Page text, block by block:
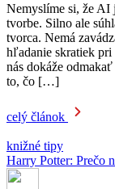
Nemyslíme si, že AI
tvorbe. Silno ale
tvorca. Nemá
hľadanie skratiek
nás dokáže
to, čo […]
celý článok
knižné tipy
Harry Potter: Prečo